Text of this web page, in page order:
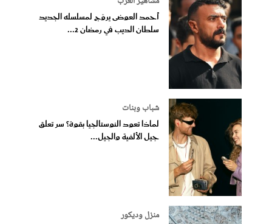
أحمد العوضى يروّج لمسلسله الجديد
سلطان الديب في رمضان 2...
شباب وبنات
لماذا تعود النوستالجيا بقوة؟ سر تعلق
جيل الألفية والجيل...
منزل وديكور